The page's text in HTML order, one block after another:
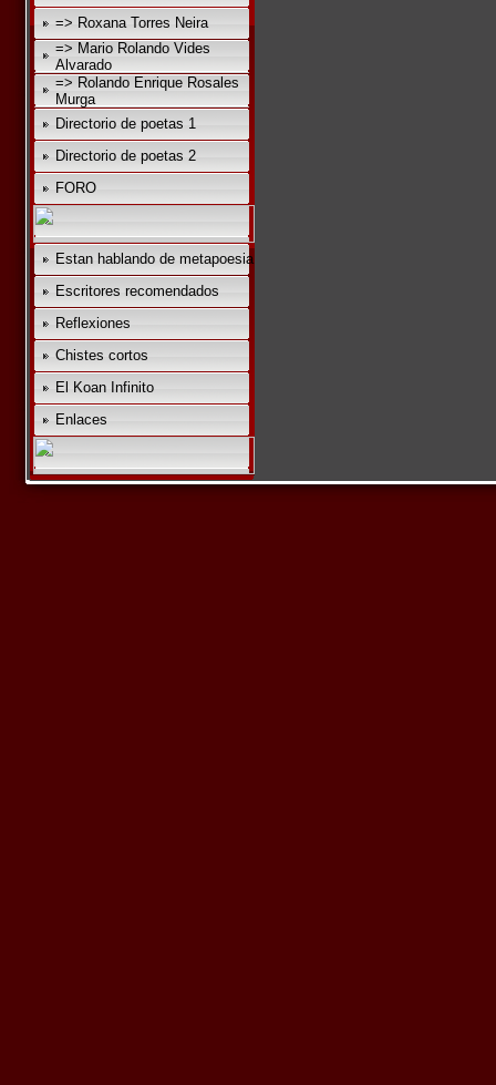
=> Roxana Torres Neira
=> Mario Rolando Vides
Alvarado
=> Rolando Enrique Rosales
Murga
Directorio de poetas 1
Directorio de poetas 2
FORO
Estan hablando de metapoesia
Escritores recomendados
Reflexiones
Chistes cortos
El Koan Infinito
Enlaces